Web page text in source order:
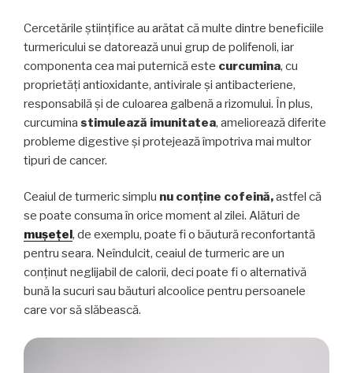
Cercetările științifice au arătat că multe dintre beneficiile
turmericului se datorează unui grup de polifenoli, iar
componenta cea mai puternică este curcumina, cu
proprietăți antioxidante, antivirale și antibacteriene,
responsabilă și de culoarea galbenă a rizomului. În plus,
curcumina stimulează imunitatea, ameliorează diferite
probleme digestive și protejează împotriva mai multor
tipuri de cancer.
Ceaiul de turmeric simplu nu conține cofeină,astfel că
se poate consuma în orice moment al zilei. Alături de
mușețel , de exemplu, poate fi o băutură reconfortantă
pentru seara. Neîndulcit, ceaiul de turmeric are un
conținut neglijabil de calorii, deci poate fi o alternativă
bună la sucuri sau băuturi alcoolice pentru persoanele
care vor să slăbească.